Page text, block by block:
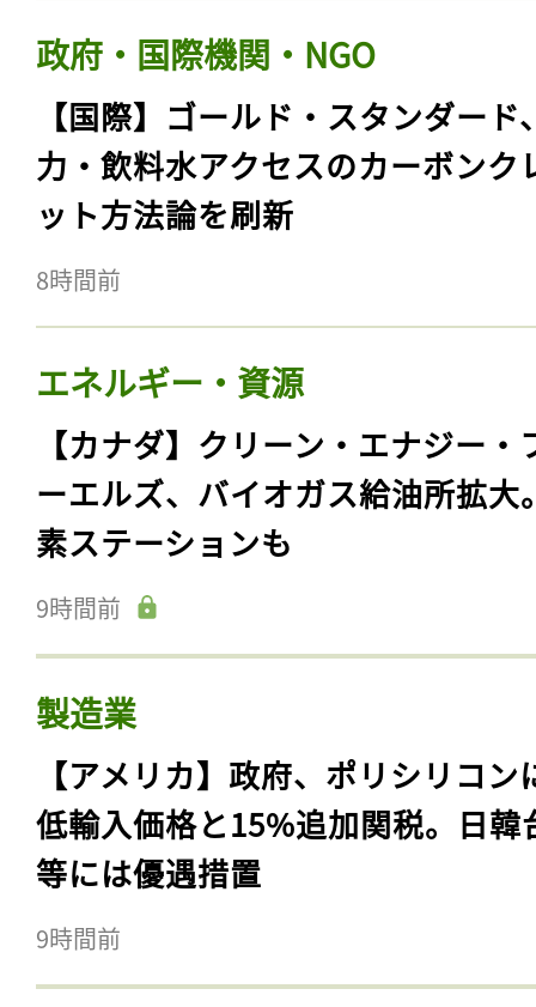
政府・国際機関・NGO
【国際】ゴールド・スタンダード
力・飲料水アクセスのカーボンク
ット方法論を刷新
8時間前
エネルギー・資源
【カナダ】クリーン・エナジー・
ーエルズ、バイオガス給油所拡大
素ステーションも
9時間前
製造業
【アメリカ】政府、ポリシリコン
低輸入価格と15%追加関税。日韓
等には優遇措置
9時間前